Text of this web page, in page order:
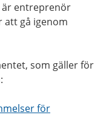
är entreprenör
att gå igenom
som gäller för
för